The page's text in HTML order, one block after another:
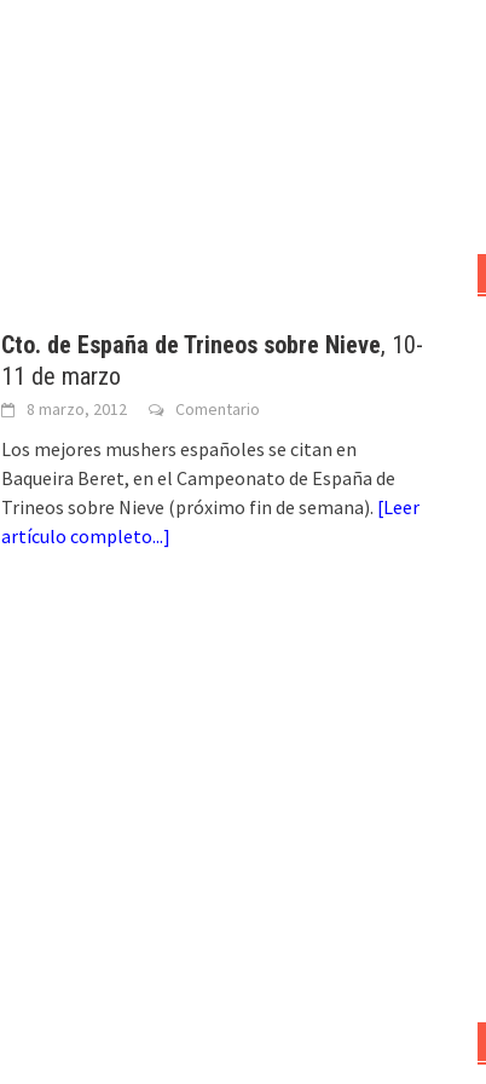
Cto. de España de Trineos sobre Nieve, 10-
11 de marzo
8 marzo, 2012 Comentario
Los mejores mushers españoles se citan en
Baqueira Beret, en el Campeonato de España de
Trineos sobre Nieve (próximo fin de semana). [Leer
artículo completo...]